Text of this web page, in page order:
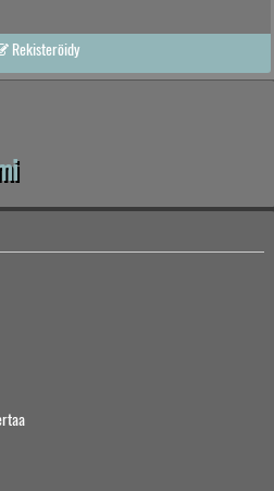
Rekisteröidy